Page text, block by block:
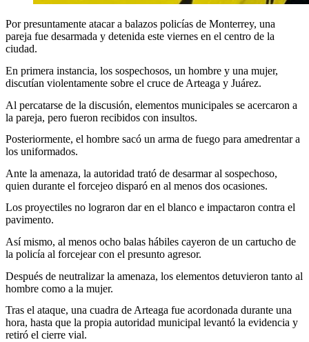
Por presuntamente atacar a balazos policías de Monterrey, una
pareja fue desarmada y detenida este viernes en el centro de la
ciudad.
En primera instancia, los sospechosos, un hombre y una mujer,
discutían violentamente sobre el cruce de Arteaga y Juárez.
Al percatarse de la discusión, elementos municipales se acercaron a
la pareja, pero fueron recibidos con insultos.
Posteriormente, el hombre sacó un arma de fuego para amedrentar a
los uniformados.
Ante la amenaza, la autoridad trató de desarmar al sospechoso,
quien durante el forcejeo disparó en al menos dos ocasiones.
Los proyectiles no lograron dar en el blanco e impactaron contra el
pavimento.
Así mismo, al menos ocho balas hábiles cayeron de un cartucho de
la policía al forcejear con el presunto agresor.
Después de neutralizar la amenaza, los elementos detuvieron tanto al
hombre como a la mujer.
Tras el ataque, una cuadra de Arteaga fue acordonada durante una
hora, hasta que la propia autoridad municipal levantó la evidencia y
retiró el cierre vial.